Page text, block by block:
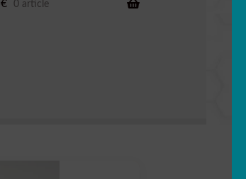
€ 0 article